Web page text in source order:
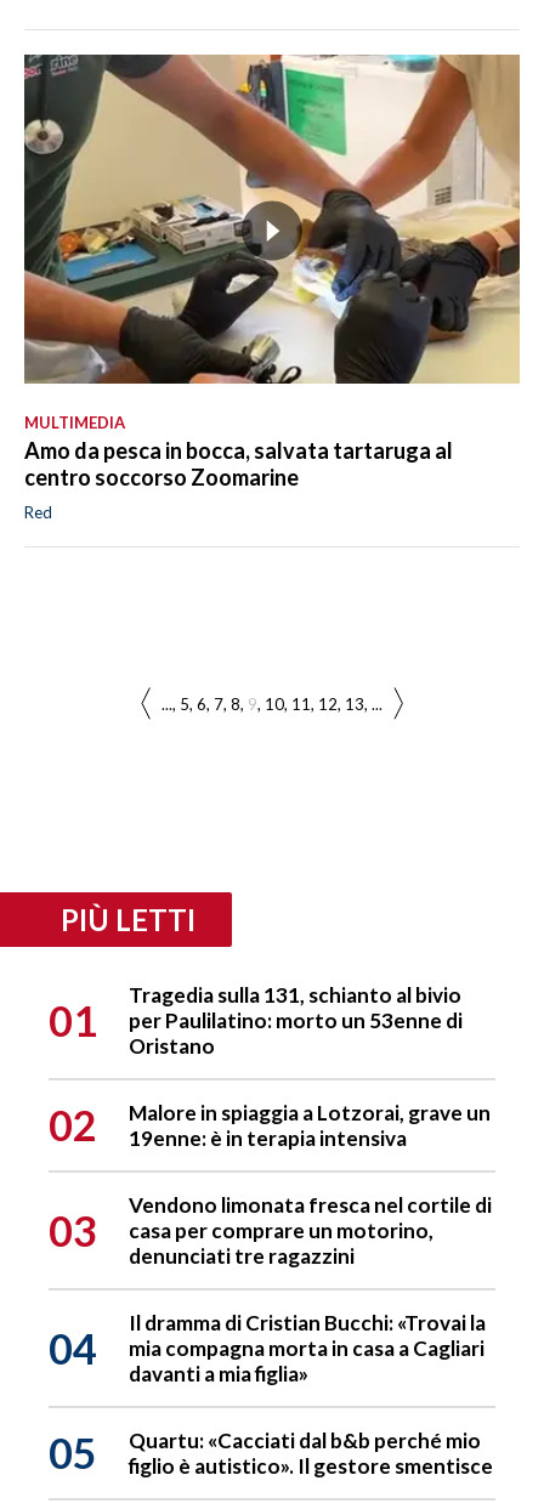
MULTIMEDIA
Amo da pesca in bocca, salvata tartaruga al
centro soccorso Zoomarine
Red
... 5 6 7 8 9 10 11 12 13 ...
PIÙ LETTI
01
Tragedia sulla 131, schianto al bivio
per Paulilatino: morto un 53enne di
Oristano
02
Malore in spiaggia a Lotzorai, grave un
19enne: è in terapia intensiva
03
Vendono limonata fresca nel cortile di
casa per comprare un motorino,
denunciati tre ragazzini
04
Il dramma di Cristian Bucchi: «Trovai la
mia compagna morta in casa a Cagliari
davanti a mia figlia»
05
Quartu: «Cacciati dal b&b perché mio
figlio è autistico». Il gestore smentisce